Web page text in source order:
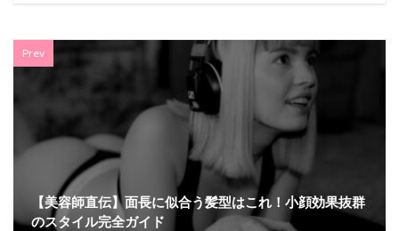
Prev
【美容師直伝】面長に似合う髪型はこれ！小顔効果抜群
のスタイル完全ガイド